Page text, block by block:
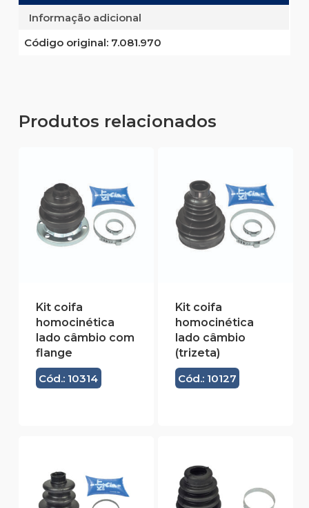
Informação adicional
Código original:7.081.970
Produtos relacionados
Kit coifa
homocinética
lado câmbio com
flange
Cód.: 10314
Kit coifa
homocinética
lado câmbio
(trizeta)
Cód.: 10127